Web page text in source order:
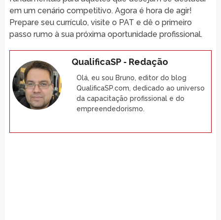
em um cenário competitivo. Agora é hora de agir!
Prepare seu currículo, visite o PAT e dê o primeiro
passo rumo à sua próxima oportunidade profissional.
QualificaSP - Redação
Olá, eu sou Bruno, editor do blog
QualificaSP.com, dedicado ao universo
da capacitação profissional e do
empreendedorismo.